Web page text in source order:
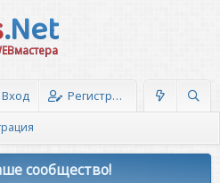
.Net
Вход Регистрация
сообщество!